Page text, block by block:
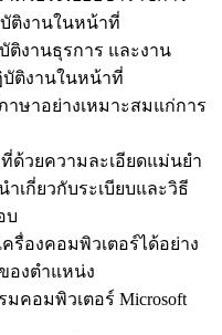
ติงานในหน้าที่
งานธุรการ และงาน
ติงานในหน้าที่
ษาอย่างเหมาะสมแก่การ
ด้วยความละเอียดแม่นยำ
เกี่ยวกับระเบียบและวิธี
บ
รื่องคอมพิวเตอร์ได้อย่าง
องตำแหน่ง
คอมพิวเตอร์ Microsoft